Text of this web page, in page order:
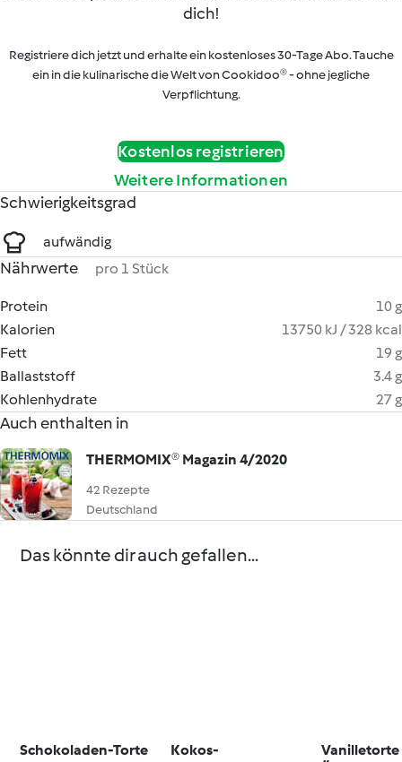
dich!
Registriere dich jetzt und erhalte ein kostenloses 30-Tage Abo. Tauche
ein in die kulinarische die Welt von Cookidoo® - ohne jegliche
Verpflichtung.
Kostenlos registrieren
Weitere Informationen
Schwierigkeitsgrad
aufwändig
Nährwerte pro 1 Stück
Protein
10 g
Kalorien
13750 kJ / 328 kcal
Fett
19 g
Ballaststoff
3.4 g
Kohlenhydrate
27 g
Auch enthalten in
THERMOMIX® Magazin 4/2020
42 Rezepte
Deutschland
Das könnte dir auch gefallen...
Schokoladen-Torte
Kokos-